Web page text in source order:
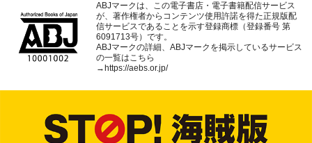
ABJマークは、この電子書店・電子書籍配信サービス
が、著作権者からコンテンツ使用許諾を得た正規版配
信サービスであることを示す登録商標（登録番号 第
6091713号）です。
ABJマークの詳細、ABJマークを掲示しているサービス
の一覧はこちら
→ https://aebs.or.jp/